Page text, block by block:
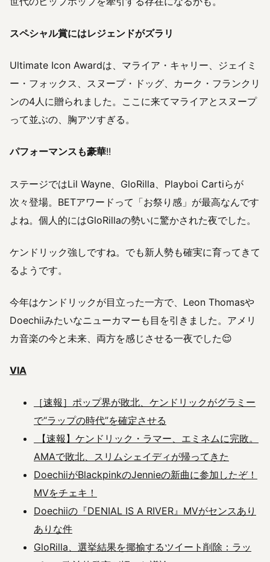
スペシャル賞にはレジェンドがズラリ
Ultimate Icon Awardは、マライア・キャリー、ジェイミ
ー・フォックス、スヌープ・ドッグ、カーク・フランクリ
ンの4人に贈られました。ここに来てマライアとスヌープ
って並ぶの、胸アツすぎる。
パフォーマンスも豪華!!
ステージではLil Wayne、GloRilla、Playboi Cartiらが
次々登場。BETアワードって「お祭り感」が最高なんです
よね。個人的にはGloRillaの勢いに驚かされた夜でした。
ケンドリック強しですね。でも新人勢も確実に育ってきて
るようです。
今年はケンドリックが目立った一方で、Leon Thomasや
Doechiiみたいなニューカマーも目を引きました。アメリ
カ音楽の今と未来、両方を感じさせる一夜でした😌
VIA
［速報］ポップ界が敗北、ケンドリックがグラミー
で“ラップの時代”を確定させる
【速報】ケンドリック・ラマー、エミネムに完敗。
AMAで敗北、スリムシェイディが帰ってきた
DoechiiがBlackpinkのJennieの新曲に参加したぞ！
MVをチェキ！
Doechiiの『DENIAL IS A RIVER』MVがセンスあり
ありな件
GloRilla、選挙結果を揶揄するツイート削除：ラッ